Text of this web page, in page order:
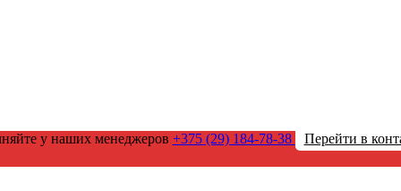
у наших менеджеров +375 (29) 184-78-38 Перейти в